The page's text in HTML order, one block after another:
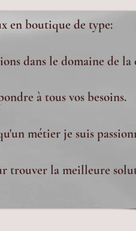
en boutique de type:
dans le domaine de la
à tous vos besoins.
métier je suis
trouver la meilleure